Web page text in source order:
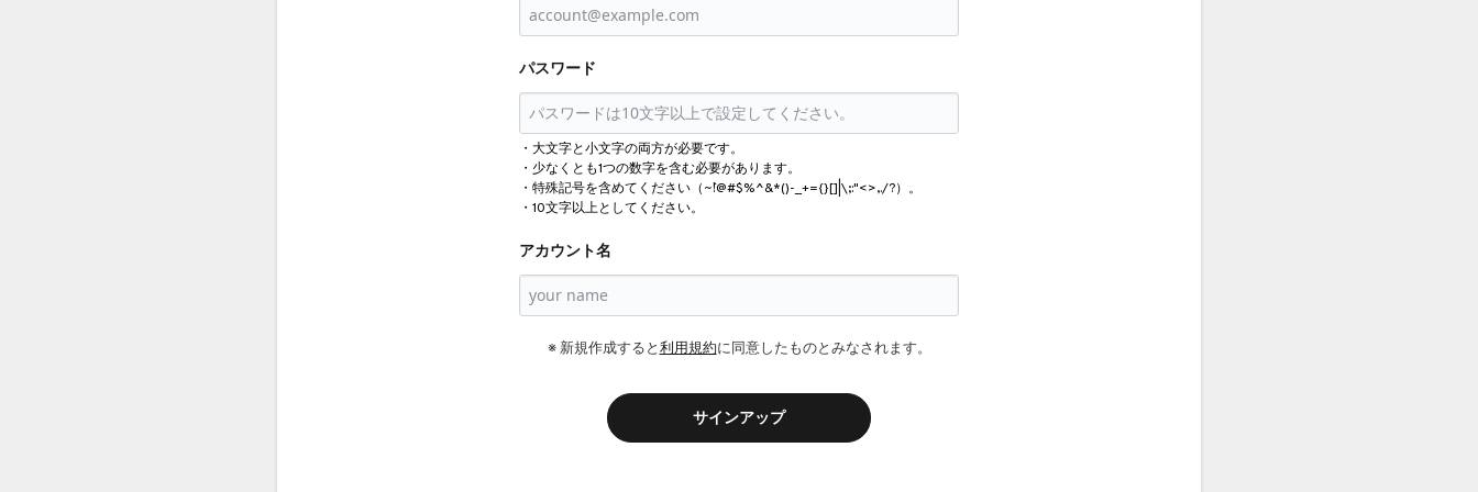
パスワード
・大文字と小文字の両方が必要です。
・少なくとも1つの数字を含む必要があります。
・特殊記号を含めてください（~`!@#$%^&*()-_+={}[]|\;:"<>,./?）。
・10文字以上としてください。
アカウント名
※ 新規作成すると利用規約に同意したものとみなされます。
サインアップ